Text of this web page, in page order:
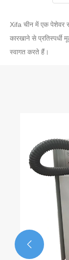
Xifa चीन में एक पेशेवर
कारखाने से प्रतिस्पर्धी
स्वागत करते हैं।
2.5 एमवीए
वितरण
और देखें >>
